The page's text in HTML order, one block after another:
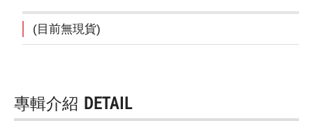
(目前無現貨)
專輯介紹 DETAIL